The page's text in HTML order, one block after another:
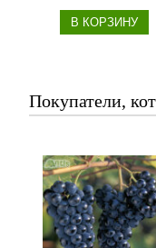
В КОРЗИНУ
Покупатели,